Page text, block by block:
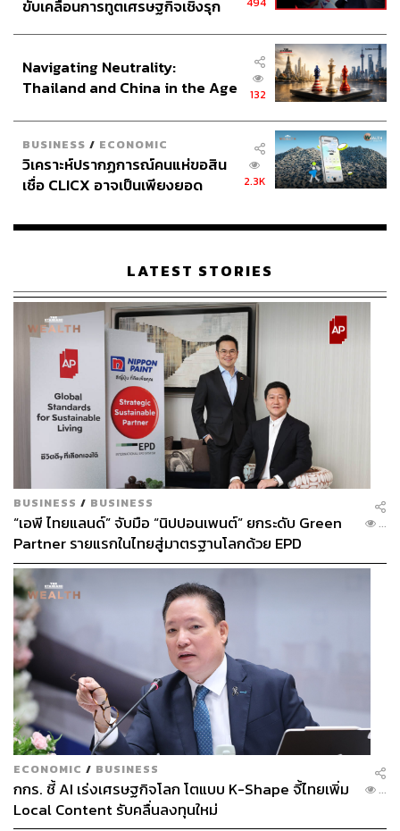
อย่างไรก็ตาม
Game of Thrones
เท่านั้น เอ็ด ชีแรน อาจไม่ใช่ศิลปินคนเดียวที่ปรากฏตัวในซี
ซันนี้ หากสังเกตดีๆ คุณอาจได้เห็นศิลปินโปรดคนอื่นๆ โผล่
มาแบบไม่ทันตั้งตัว ถึงแม้พวกเขาอาจจะโผล่มาในระยะเวลา
สั้นๆ ไม่กี่วินาที แต่การได้เห็นศิลปินคนโปรดอยู่ในซีรีส์ยอด
ฮิตก็ถือเป็นโมเมนต์ที่มีความสุขทั้งในฐานะแฟนซีรีส์และ
แฟนเพลงไปพร้อมๆ กัน
การปรากฏตัวของเอ็ด ชีแรน อาจทำให้คนส่วนใหญ่ฮือฮา
จนเป็นกระแสไวรัล แต่ในขณะเดียวกันเอ็ดก็ถูกโจมตีอย่าง
แสดงของเขาว่าแข็งทื่อราวกับท่อนไม้ หรือการที่ทางซีรีส์
มีการยืนยันว่าเอ็ดได้ลบทวิตเตอร์ส่วนตัวไปเป็นที่เรียบร้อย ถึง
แม้จะไม่มีการอธิบายเหตุผล แต่ส่วนหนึ่งต้องมาจากกระแส
วิจารณ์ซีรีส์Game of Thronesที่กำลังคุกรุ่นอยู่ในตอนนี้
https://www.youtube.com/watch?v=SUcN0ABC17s
อ้างอิง:
time.com/4699874/game-of-thrones-musician-cameo
-ed-sheeran
watchersonthewall.com/monsters-mens-cameo-cam
e-benioff-weiss-apologize
www.metalinjection.net/metal-in-the-mainstream/mas
todons-brent-hinds-confirms-hes-coming-back-to-ga
me-of-thrones
TAGS: เสพย์สากล Game of Thrones
Gary Lightbody
Ragnar Þórhallsson
Mastodon
Coldplay
David Benioff
Ed Sheeran
Maisie Williams
ขับเคลื่อนการทูตเศรษฐกิจเชิงรุก
Navigating Neutrality:
Thailand and China in the Age
132
BUSINESS / ECONOMIC
วิเคราะห์ปรากฏการณ์คนแห่ขอสิน
เชื่อ CLICX อาจเป็นเพียงยอด
เรือนไทยที่ถูกซุกไว้
2.3K
LATEST STORIES
BUSINESS / BUSINESS
“เอพี ไทยแลนด์” จับมือ “นิปปอนเพนต์” ยกระดับ Green
Partner รายแรกในไทยสู่มาตรฐานโลกด้วย EPD
International พร้อมชูแนวคิด Global Standards for
Global Sustainable Living ส่งมอบบ้านคุณภาพ ลด
ผลกระทบต่อสิ่งแวดล้อม พร้อมปั้นนักออกแบบที่ใส่ใจโลก
...
ECONOMIC / BUSINESS
กกร. ชี้ AI เร่งเศรษฐกิจโลก โตแบบ K-Shape จี้ไทยเพิ่ม
Local Content รับคลื่นลงทุนใหม่
...